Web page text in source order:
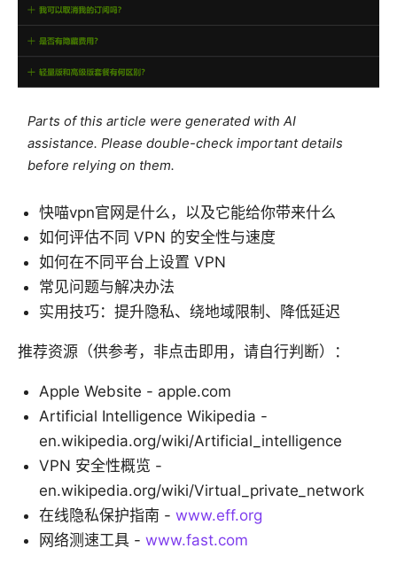
Parts of this article were generated with AI
assistance. Please double-check important details
before relying on them.
快喵vpn官网是什么，以及它能给你带来什么
如何评估不同 VPN 的安全性与速度
如何在不同平台上设置 VPN
常见问题与解决办法
实用技巧：提升隐私、绕地域限制、降低延迟
推荐资源（供参考，非点击即用，请自行判断）：
Apple Website - apple.com
Artificial Intelligence Wikipedia -
en.wikipedia.org/wiki/Artificial_intelligence
VPN 安全性概览 -
en.wikipedia.org/wiki/Virtual_private_network
在线隐私保护指南 - www.eff.org
网络测速工具 - www.fast.com